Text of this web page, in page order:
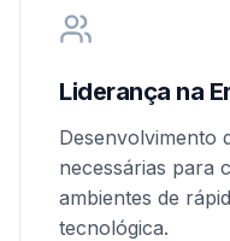
Liderança na
Desenvolvimento
necessárias para
ambientes de
tecnológica.